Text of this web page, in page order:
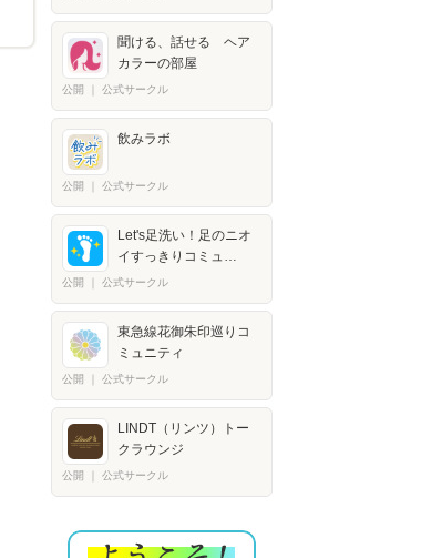
聞ける、話せる ヘア
カラーの部屋
公開 公式サークル
飲みラボ
公開 公式サークル
Let's足洗い！足のニオ
イすっきりコミュ…
公開 公式サークル
東急線花御朱印巡りコ
ミュニティ
公開 公式サークル
LINDT（リンツ）トー
クラウンジ
公開 公式サークル